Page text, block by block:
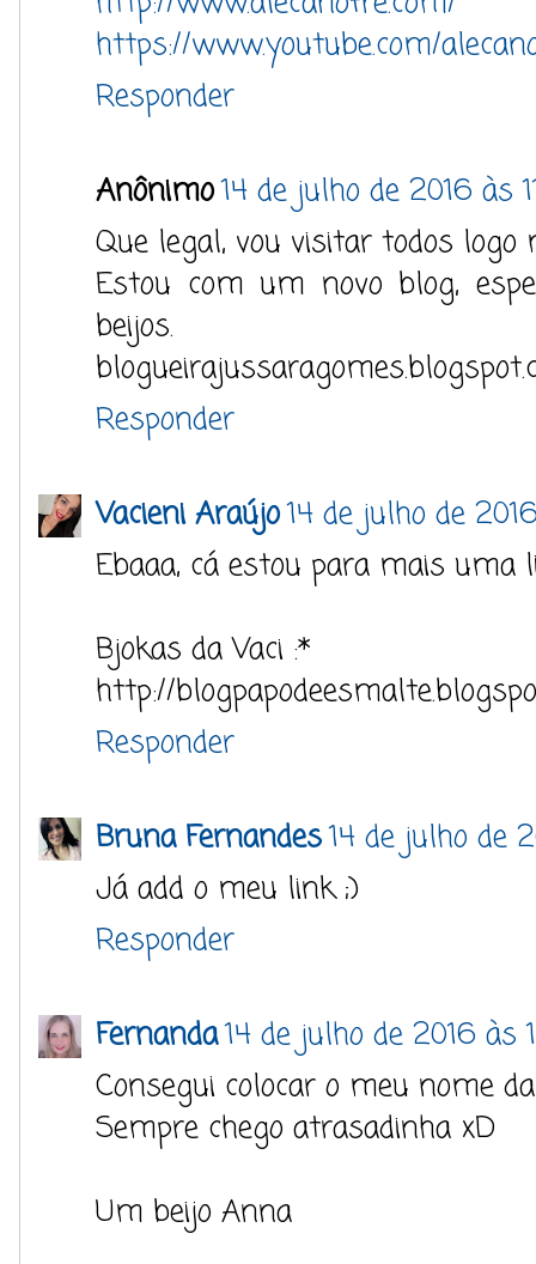
https://www.youtube.com/
Responder
Anônimo14 de julho de 2016 às
Que legal, vou visitar todos logo
Estou com um novo blog,
beijos.
Responder
Vacieni Araújo14 de julho de
Ebaaa, cá estou para mais uma
Bjokas da Vaci :*
http://
Responder
Bruna Fernandes14 de julho de
Já add o meu link ;)
Responder
Fernanda14 de julho de 2016 às
Consegui colocar o meu nome
Sempre chego atrasadinha xD
Um beijo Anna